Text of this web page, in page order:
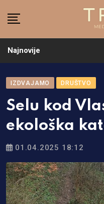
Najnovije
IZDVAJAMO DRUŠTVO
Selu kod
ekološka
01.04.2025 18:12